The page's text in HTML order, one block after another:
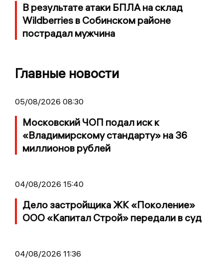
В результате атаки БПЛА на склад
Wildberries в Собинском районе
пострадал мужчина
Главные новости
05/08/2026 08:30
Московский ЧОП подал иск к
«Владимирскому стандарту» на 36
миллионов рублей
04/08/2026 15:40
Дело застройщика ЖК «Поколение»
ООО «Капитал Строй» передали в суд
04/08/2026 11:36